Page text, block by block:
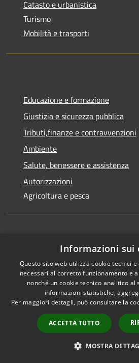
Catasto e urbanistica
Turismo
Mobilità e trasporti
Educazione e formazione
Giustizia e sicurezza pubblica
Tributi,finanze e contravvenzioni
Ambiente
Salute, benessere e assistenza
Autorizzazioni
Agricoltura e pesca
Notizie
Comunicati
Vivere il Comune
Informazioni sui
Questo sito web utilizza cookie tecnici
necessari al corretto funzionamento e
nonché un cookie tecnico analitico al
informazioni statistiche,
Per maggiori dettagli, può consultare la
ACCETTA TUTTO
MOSTRA